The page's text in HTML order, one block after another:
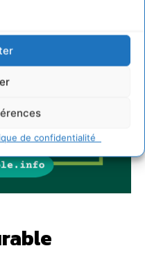
de confidentialité